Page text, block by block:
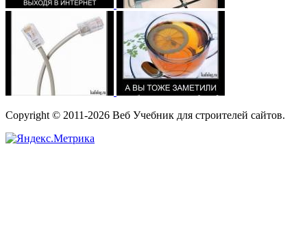
Copyright © 2011-2026 Веб Учебник для строителей сайтов.